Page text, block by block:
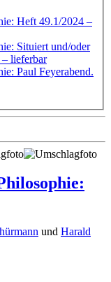
Heft 49.1/2024 –
Situiert und/oder
– lieferbar
Paul Feyerabend.
und Harald